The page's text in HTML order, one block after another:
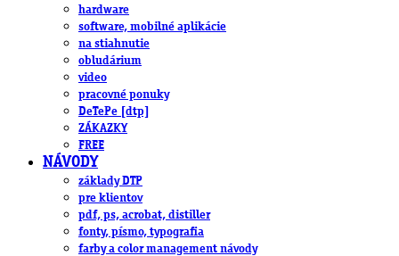
hardware
software, mobilné aplikácie
na stiahnutie
obludárium
video
pracovné ponuky
DeTePe [dtp]
ZÁKAZKY
FREE
NÁVODY
základy DTP
pre klientov
pdf, ps, acrobat, distiller
fonty, písmo, typografia
farby a color management návody